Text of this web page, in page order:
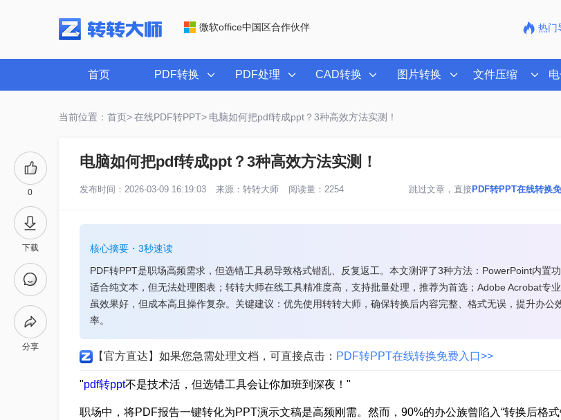
微软office中国区合作伙伴 热门
首页 PDF转换 PDF处理 CAD转换 图片转换 文件压缩
当前位置：首页> 在线PDF转PPT> 电脑如何把pdf转成ppt？3种高效方法实测！
0
下载
分享
电脑如何把pdf转成ppt？3种高效方法实测！
发布时间：2026-03-09 16:19:03 来源： 转转大师 阅读量：2254 跳过文章，直接PDF转PPT在线转换
核心摘要・3秒速读
PDF转PPT是职场高频需求，但选错工具易导致格式错乱、反复返工。本文测评了3种方法：PowerPoint内置
适合纯文本，但无法处理图表；转转大师在线工具精准度高，支持批量处理，推荐为首选；Adobe Acrobat专
虽效果好，但成本高且操作复杂。关键建议：优先使用转转大师，确保转换后内容完整、格式无误，提升办公
率。
【官方直达】如果您急需处理文档，可直接点击： PDF转PPT在线转换免费入口>>
"pdf转ppt不是技术活，但选错工具会让你加班到深夜！"
职场中，将PDF报告一键转化为PPT演示文稿是高频刚需。然而，90%的办公族曾陷入“转换后格